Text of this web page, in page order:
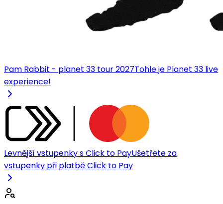
Pam Rabbit - planet 33 tour 2027Tohle je Planet 33 live
experience!
Levnější vstupenky s Click to PayUšetřete za
vstupenky při platbě Click to Pay